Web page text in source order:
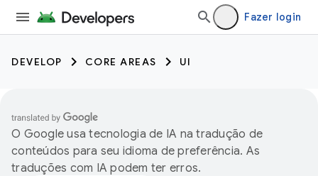
Fazer login
DEVELOP CORE AREAS UI
O Google usa tecnologia de IA na tradução de
conteúdos para seu idioma de preferência. As
traduções com IA podem ter erros.